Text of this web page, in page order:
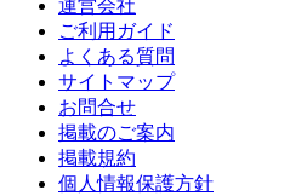
運営会社
ご利用ガイド
よくある質問
サイトマップ
お問合せ
掲載のご案内
掲載規約
個人情報保護方針